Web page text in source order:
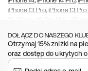
iPhone 13 Pro,iPhone 13
12
iPhone 12 Pro Max
(2020/2022),iPhone 8,
6/6s, iPhone 6/6s Plus ,
Galaxy S26 Ultra,
Ultra, Galaxy S24, Galaxy
DOŁĄCZ DO NASZEGO
Otrzymaj 15% zniżki na
oraz dostęp do ukrytych